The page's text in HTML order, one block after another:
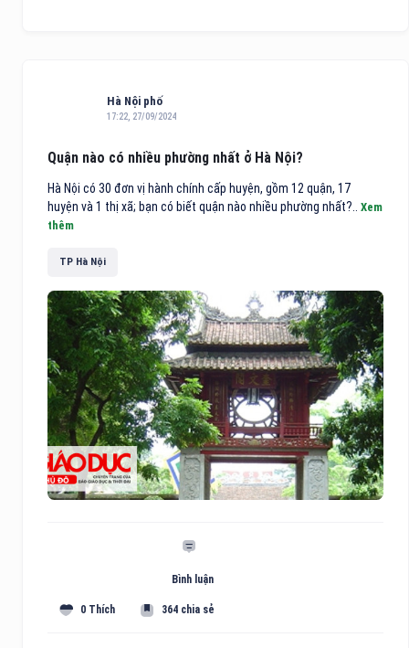
Hà Nội phố
17:22, 27/09/2024
Quận nào có nhiều phường nhất ở Hà Nội?
Hà Nội có 30 đơn vị hành chính cấp huyện, gồm 12 quận, 17
huyện và 1 thị xã; bạn có biết quận nào nhiều phường nhất?.. Xem
thêm
TP Hà Nội
Bình luận
0 Thích 364 chia sẻ